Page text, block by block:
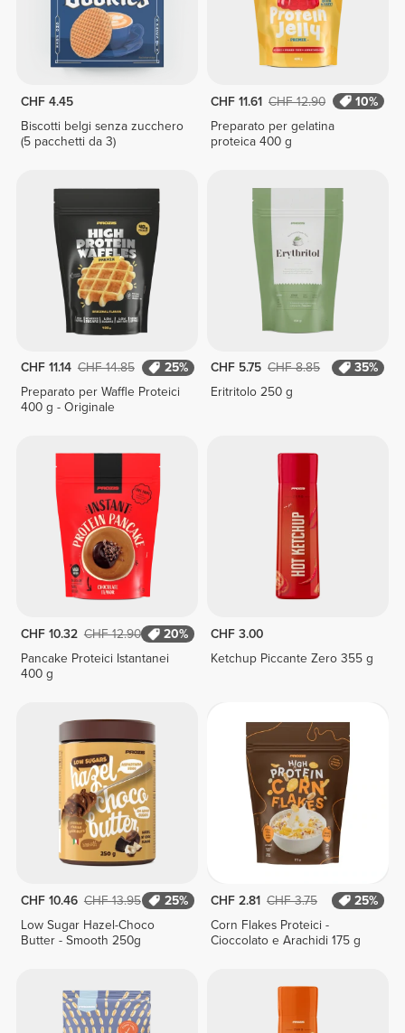
CHF 4.45
Biscotti belgi senza zucchero
(5 pacchetti da 3)
CHF 11.61 CHF 12.90
10%
Preparato per gelatina
proteica 400 g
CHF 11.14 CHF 14.85
25%
Preparato per Waffle Proteici
400 g - Originale
CHF 5.75 CHF 8.85
35%
Eritritolo 250 g
CHF 10.32 CHF 12.90
20%
Pancake Proteici Istantanei
400 g
CHF 3.00
Ketchup Piccante Zero 355 g
CHF 10.46 CHF 13.95
25%
Low Sugar Hazel-Choco
Butter - Smooth 250g
CHF 2.81 CHF 3.75
25%
Corn Flakes Proteici -
Cioccolato e Arachidi 175 g